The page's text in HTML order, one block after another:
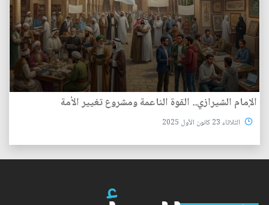
الإمام الشيرازي.. القوة الناعمة ومشروع تغيير الأمة
الثلاثاء 23 كانون الأول 2025